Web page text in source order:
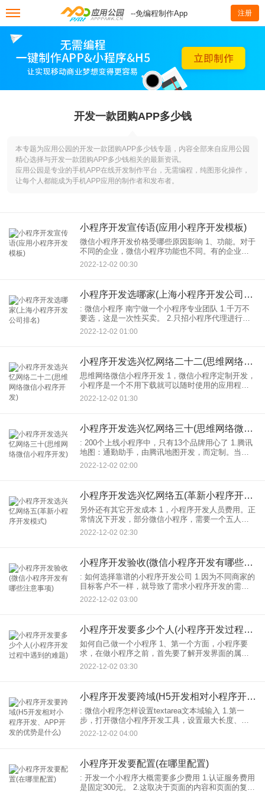
--免编程制作App 注册
开发一款团购APP多少钱
本专题为应用公园的开发一款团购APP多少钱专题，内容全部来自应用公园
精心选择与开发一款团购APP多少钱相关的最新资讯。
应用公园是专业的手机APP在线开发制作平台，无需编程，纯图形化操作，
让每个人都能成为手机APP应用的制作者和发布者。
小程序开发宣传语(应用小程序开发模板)
微信小程序开发价格受哪些原因影响 1、功能。对于
不同的企业，微信小程序功能也不同。有的企业对
小程序的功能要求较低，所以开发的成本相对较
低。有的企业到小程序功能开发要求更高，比如商
2022-12-02 00:30
小程序开发选哪家(上海小程序开发公司排名)
: 微信小程序 南宁做一个小程序专业团队 1.千万不
要选，这是一次性买卖。 2.只招小程序代理进行网
络推广，因为是用于招商。我觉得太厉害了，太宏
伟了。事实上，99%的人从事销售和客户服务。没
2022-12-02 01:00
小程序开发选兴忆网络二十二(思维网络微信小程序开发)
思维网络微信小程序开发 1，微信小程序定制开发，
小程序是一个不用下载就可以随时使用的应用程序
用户只需扫一扫小程序代码可以打开010-310它实现
了随时可用的思想，它是企业，个人定制。属于你
2022-12-02 01:30
小程序开发选兴忆网络三十(思维网络微信小程序开发)
: 200个上线小程序中，只有13个品牌用心了 1.腾讯
地图：通勤助手，由腾讯地图开发，而定制。当
然，单子上的理由是有“找厕所”功能，这样就不用尴
尬地拉着路人问：请问，你知道附近哪里有厕所
2022-12-02 02:00
小程序开发选兴忆网络五(革新小程序开发模式)
另外还有其它开发成本 1，小程序开发人员费用。正
常情况下开发，部分微信小程序，需要一个五人团
队，一个专门的用户策划。这些技术人员要5000元
以上，负工资根据岗位不同而不同，有的一线城市
2022-12-02 02:30
小程序开发验收(微信小程序开发有哪些注意事项)
: 如何选择靠谱的小程序开发公司 1.因为不同商家的
目标客户不一样，就导致了需求小程序开发的需求
也不一样。 2.因为进行的时候需要涉及到很多专业
2022-12-02 03:00
小程序开发要多少个人(小程序开发过程中遇到的难题)
如何自己做一个小程序 1、第一个方面，小程序要
求，在做小程序之前，首先要了解开发界面的属
性，小程序的功能等。但如果用户想要开发小程
序，就需要提前与用户对接界面，功能的属性，提
2022-12-02 03:30
小程序开发要跨域(H5开发相对小程序开发、APP开发的优势是什么)
: 微信小程序怎样设置textarea文本域输入 1.第一
步，打开微信小程序开发工具，设置最大长度、失
焦事件等。 2.第二步：将失焦事件添加到界面对应
的文件中，获取文本字段中的文本内容。
2022-12-02 04:00
小程序开发要配置(在哪里配置)
: 开发一个小程序大概需要多少费用 1.认证服务费用
是固定300元。 2.这取决于页面的内容和页面的复杂